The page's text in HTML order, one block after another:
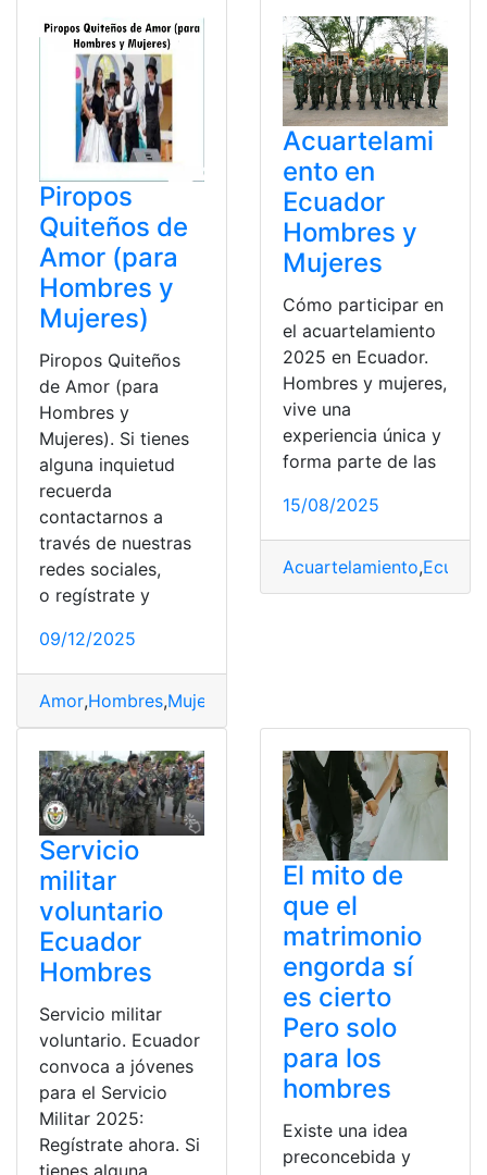
Piropos
Quiteños de
Amor (para
Hombres y
Mujeres)
Piropos Quiteños
de Amor (para
Hombres y
Mujeres). Si tienes
alguna inquietud
recuerda
contactarnos a
través de nuestras
redes sociales,
o regístrate y
09/12/2025
Amor,Hombres,Mujeres
Acuartelami
ento en
Ecuador
Hombres y
Mujeres
Cómo participar en
el acuartelamiento
2025 en Ecuador.
Hombres y mujeres,
vive una
experiencia única y
forma parte de las
15/08/2025
Acuartelamiento,
Servicio
militar
voluntario
Ecuador
Hombres
Servicio militar
voluntario. Ecuador
convoca a jóvenes
para el Servicio
Militar 2025:
Regístrate ahora. Si
tienes alguna
El mito de
que el
matrimonio
engorda sí
es cierto
Pero solo
para los
hombres
Existe una idea
preconcebida y